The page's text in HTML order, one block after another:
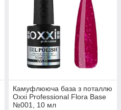
Камуфлююча база з поталлю
Oxxi Professional Flora Base
№001, 10 мл